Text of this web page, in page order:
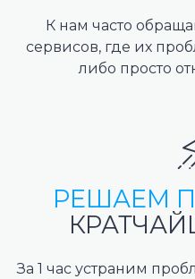
К нам часто
сервисов, где их
либо просто
РЕШАЕМ
За 1 час устраним